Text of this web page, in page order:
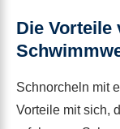
Die
Schnorcheln mit
Vorteile mit sich,